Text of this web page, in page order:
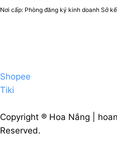
Nơi cấp: Phòng đăng ký kinh doanh Sở
Shopee
Tiki
Copyright ® Hoa Nắng |
Reserved.